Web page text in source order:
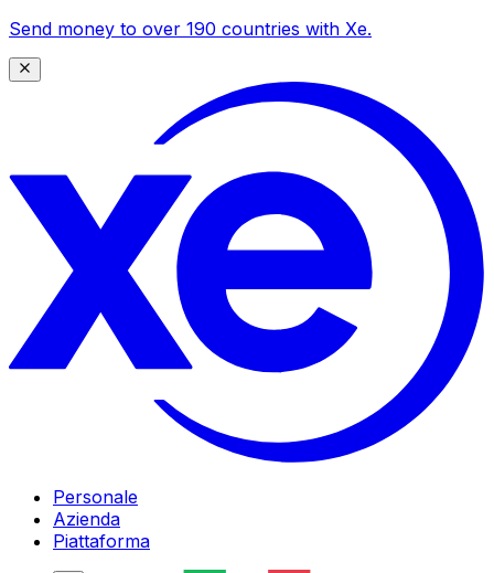
Send money to over 190 countries with Xe.
Personale
Azienda
Piattaforma